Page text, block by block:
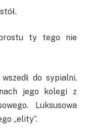
prostu ty tego nie
do sypialni.
jego kolegi z
Luksusowa
„elity”.